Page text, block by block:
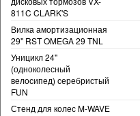
811C CLARK'S
Вилка амортизационная
29" RST OMEGA 29 TNL
Уницикл 24"
(одноколесный
велосипед) серебристый
FUN
Стенд для колес M-WAVE